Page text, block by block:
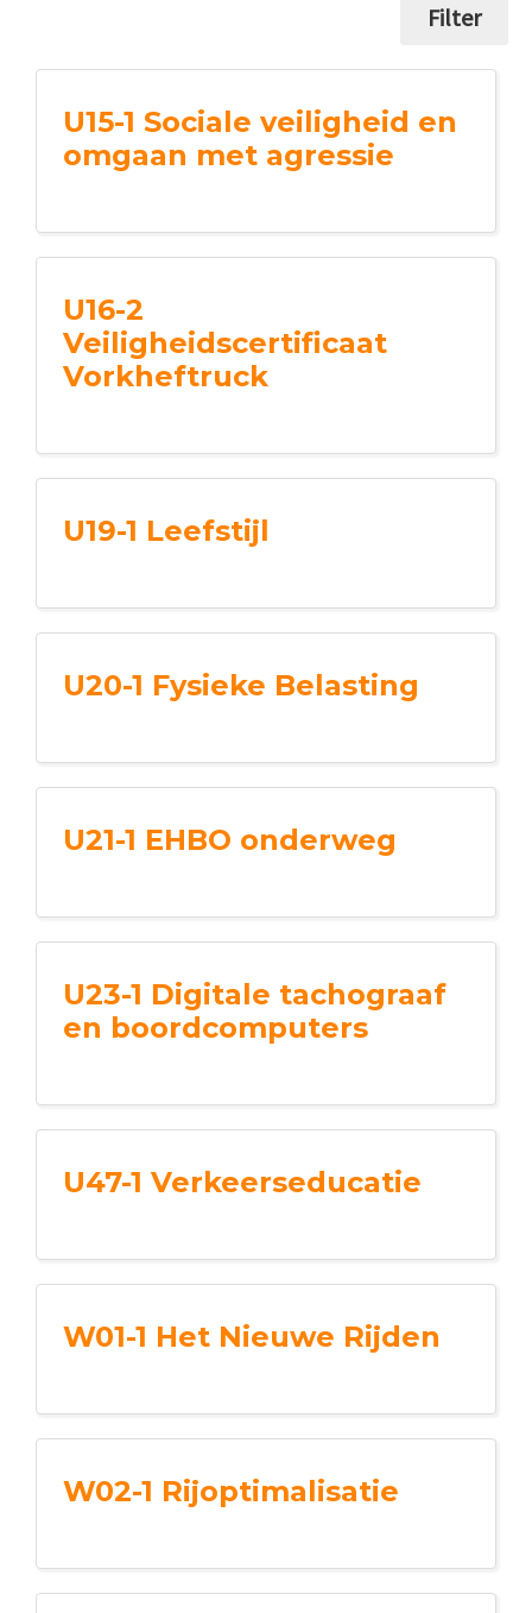
Filter
U15-1 Sociale veiligheid en
omgaan met agressie
U16-2
Veiligheidscertificaat
Vorkheftruck
U19-1 Leefstijl
U20-1 Fysieke Belasting
U21-1 EHBO onderweg
U23-1 Digitale tachograaf
en boordcomputers
U47-1 Verkeerseducatie
W01-1 Het Nieuwe Rijden
W02-1 Rijoptimalisatie